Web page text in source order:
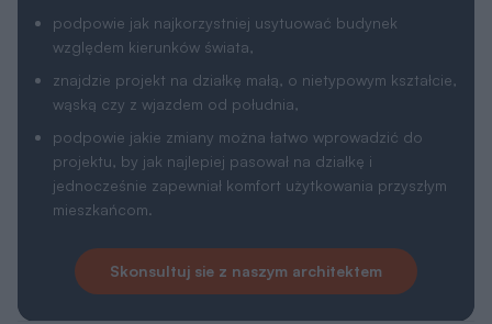
podpowie jak najkorzystniej usytuować budynek
względem kierunków świata,
znajdzie projekt na działkę małą, o nietypowym kształcie,
wąską czy z wjazdem od południa,
podpowie jakie zmiany można łatwo wprowadzić do
projektu, by jak najlepiej pasował na działkę i
jednocześnie zapewniał komfort użytkowania przyszłym
mieszkańcom.
Skonsultuj sie z naszym architektem